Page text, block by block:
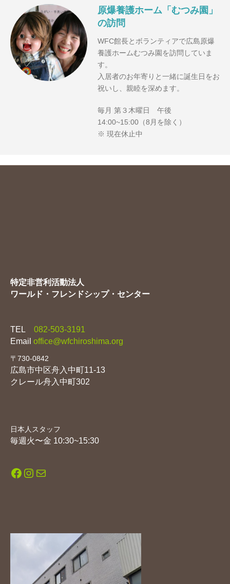
原爆養護ホーム「むつみ園」
の訪問
WFC館長とボランティアで広島原爆
養護ホームむつみ園を訪問していま
す。
入居者のお年寄りと一緒に誕生日をお
祝いし、親睦を深めます。
毎月 第３木曜日 午後
14:00~15:00（8月を除く）
※ 現在休止中
特定非営利活動法人
ワールド・フレンドシップ・センター
TEL
082-503-3191
Email office@wfchiroshima.org
〒730-0842
広島市中区舟入中町11-13
クレール舟入中町302
日本人スタッフ
毎週火〜金 10:30~15:30
Facebook
Instagram
メール